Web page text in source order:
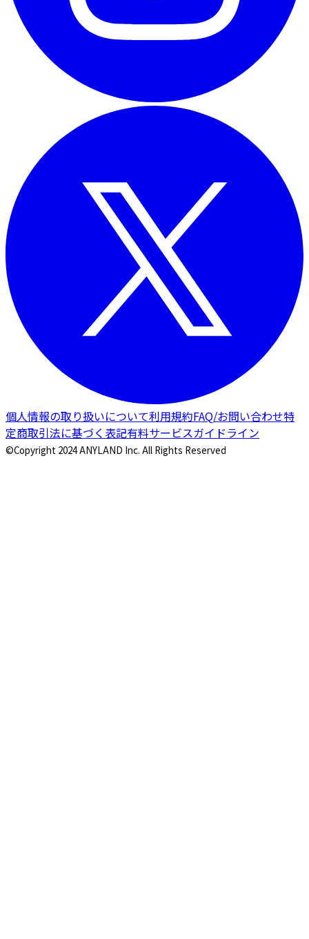
個人情報の取り扱いについて利用規約FAQ/お問い合わせ特
定商取引法に基づく表記有料サービスガイドライン
©Copyright 2024 ANYLAND Inc. All Rights Reserved